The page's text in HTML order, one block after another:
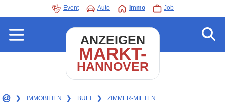
Event Auto Immo Job
ANZEIGEN
MARKT-
HANNOVER
❯ IMMOBILIEN ❯ BULT ❯ ZIMMER-MIETEN